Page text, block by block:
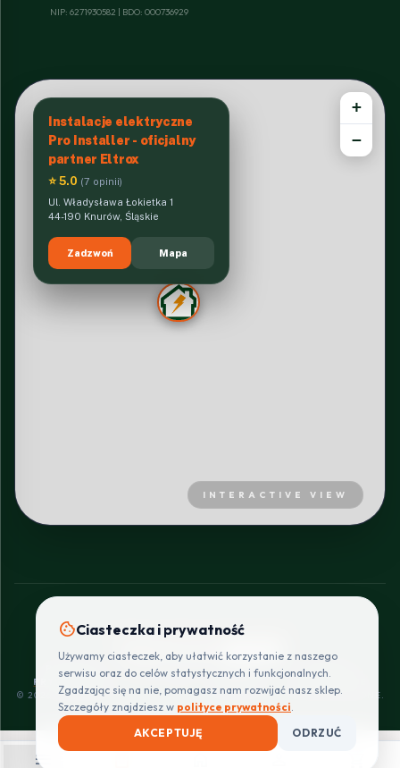
menu
NIP: 6271930582 | BDO: 000736929
Instalacje elektryczne
Pro Installer - oficjalny
partner Eltrox
⭐ 5.0 (7 opinii)
Ul. Władysława Łokietka 1
44-190 Knurów, Śląskie
Zadzwoń Mapa
+
−
INTERACTIVE VIEW
SZYBKIE I BEZPIECZNE PŁATNOŚCI
POLITYKA
PRYWATNOŚCI
REGULAMIN
CENNIK
DOSTAW
ZWROTY I
REKLAMACJE
© 2026 PROINSTALLER.PL - KNURÓW. WSZYSTKIE PRAWA ZASTRZEŻONE.
cookieCiasteczka i prywatność
Używamy ciasteczek, aby ułatwić korzystanie z naszego
serwisu oraz do celów statystycznych i funkcjonalnych.
Zgadzając się na nie, pomagasz nam rozwijać nasz sklep.
Szczegóły znajdziesz w polityce prywatności.
AKCEPTUJĘ
ODRZUĆ